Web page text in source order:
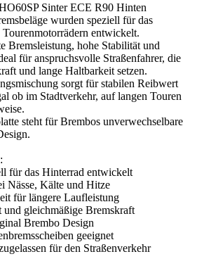
Sinter ECE R90 Hinten
wurden speziell für das
entwickelt.
Bremsleistung, hohe Stabilität und
für anspruchsvolle Straßenfahrer, die
und lange Haltbarkeit setzen.
sorgt für stabilen Reibwert
ob im Stadtverkehr, auf langen Touren
steht für Brembos unverwechselbare
für das Hinterrad entwickelt
Nässe, Kälte und Hitze
für längere Laufleistung
und gleichmäßige Bremskraft
Brembo Design
geeignet
für den Straßenverkehr